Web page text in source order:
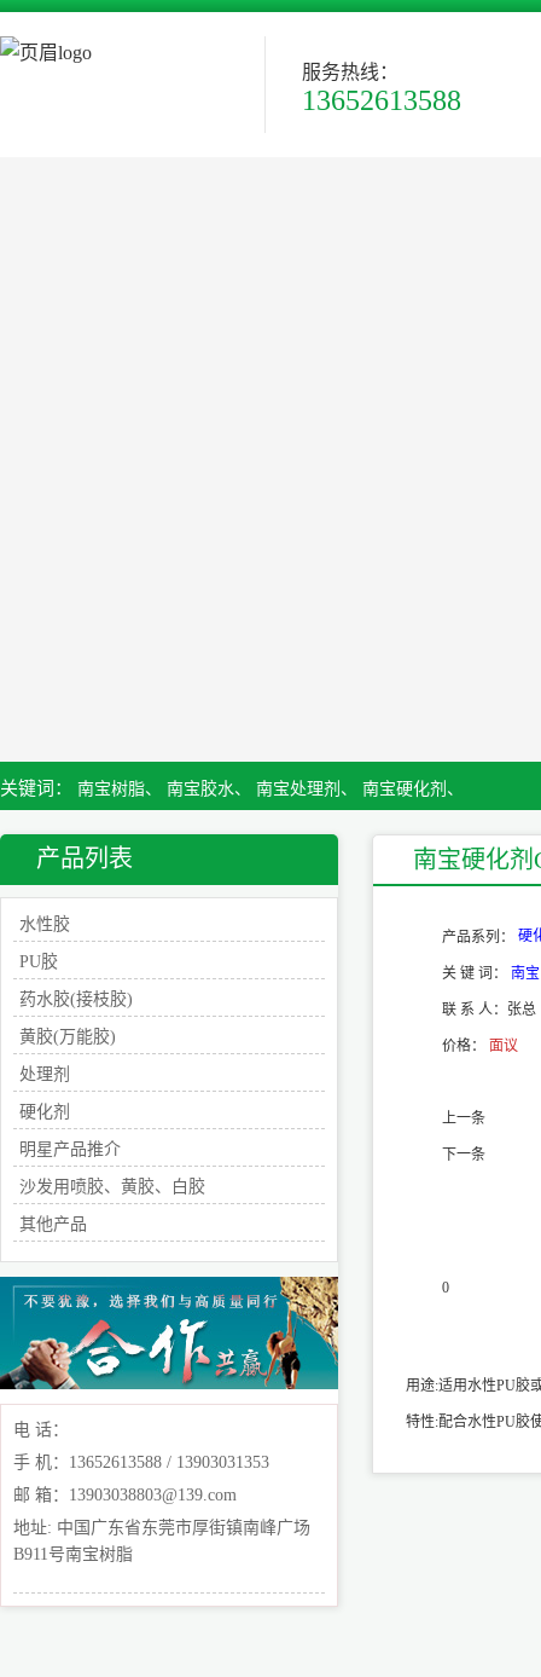
服务热线：
13652613588
关键词： 南宝树脂、 南宝胶水、 南宝处理剂、 南宝硬化剂、
产品列表
水性胶
PU胶
药水胶(接枝胶)
黄胶(万能胶)
处理剂
硬化剂
明星产品推介
沙发用喷胶、黄胶、白胶
其他产品
电 话：
手 机：13652613588 / 13903031353
邮 箱：13903038803@139.com
地址: 中国广东省东莞市厚街镇南峰广场
B911号南宝树脂
南宝硬化剂
产品系列： 硬
关 键 词： 南
联 系 人： 张总
价格： 面议
上一条
下一条
0
用途:适用水性PU胶
特性:配合水性PU胶